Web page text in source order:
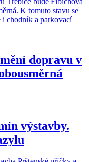
dopravu v
výstavby.